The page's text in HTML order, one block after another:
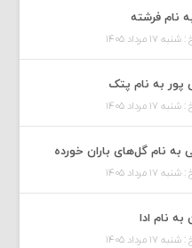
نام فرشته
۱۷ مرداد ۱۴۰۵
پور به نام پتک
۱۷ مرداد ۱۴۰۵
به نام گل‌های باران خورده
۱۷ مرداد ۱۴۰۵
نام ادا
۱۷ مرداد ۱۴۰۵